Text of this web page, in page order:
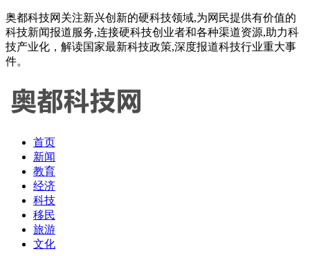
奥都科技网关注新兴创新的硬科技领域,为网民提供有价值的
科技新闻报道服务,连接硬科技创业者和各种渠道资源,助力科
技产业化，解读国家最新科技政策,深度报道科技行业重大事
件。
首页
新闻
教育
经济
科技
移民
旅游
文化